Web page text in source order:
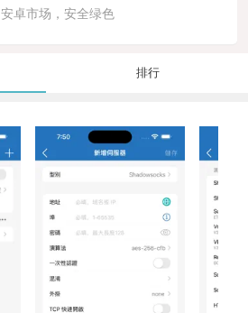
安卓市场，安全绿色
排行